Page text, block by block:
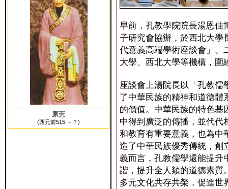
原憲
(西元前515 －？)
早前，孔教學院院長湯恩佳
子研究會協辦，於西北大學
代意義高端學術座談會」。
大學、西北大學等機構，圍
座談會上湯院長以「孔教儒
了中華民族的精神和道德體
的價值。中華民族的特色基
中得到廣泛的傳播，並代代
和教育有重要意義，也為中
造了中華民族優秀傳統，創
義而言，孔教儒學還能提升
諧，提升全人類的道德素質
多元文化共存共榮，促進世